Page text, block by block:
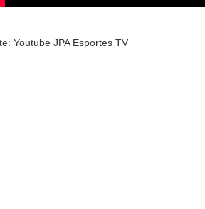
Youtube JPA Esportes TV